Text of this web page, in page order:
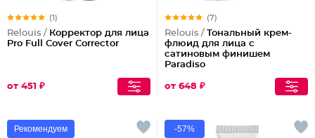
(1)
Relouis / Корректор для лица
Pro Full Cover Corrector
от 451 ₽
(7)
Relouis / Тональный крем-
флюид для лица c
сатиновым финишем
Paradiso
от 648 ₽
Рекомендуем -57%